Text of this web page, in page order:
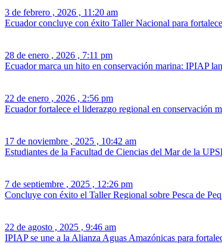
3 de febrero , 2026 , 11:20 am
Ecuador concluye con éxito Taller Nacional para
28 de enero , 2026 , 7:11 pm
Ecuador marca un hito en conservación marina: IPIAP
22 de enero , 2026 , 2:56 pm
Ecuador fortalece el liderazgo regional en conservación
17 de noviembre , 2025 , 10:42 am
Estudiantes de la Facultad de Ciencias del Mar de la
7 de septiembre , 2025 , 12:26 pm
Concluye con éxito el Taller Regional sobre Pesca de
22 de agosto , 2025 , 9:46 am
IPIAP se une a la Alianza Aguas Amazónicas para